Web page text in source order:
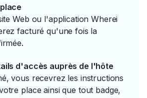
Web ou l'application Wherei
facturé qu'une fois la
d'accès auprès de l'hôte
vous recevrez les instructions
place ainsi que tout badge,